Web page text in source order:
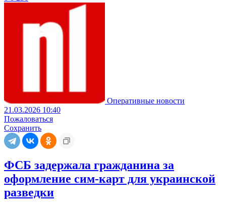
Оперативные новости
21.03.2026 10:40
Пожаловаться
Сохранить
ФСБ задержала гражданина за
оформление сим-карт для украинской
разведки